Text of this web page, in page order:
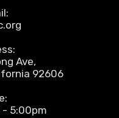
Ave,
92606
- 5:00pm